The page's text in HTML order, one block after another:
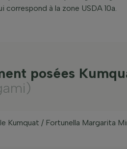
correspond à la zone USDA 10a.
posées
Kumquat / Fortunella Margarita